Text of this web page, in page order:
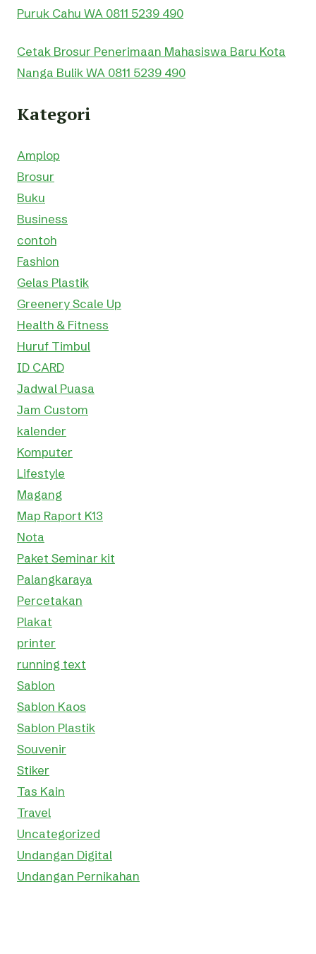
Puruk Cahu WA 0811 5239 490
Cetak Brosur Penerimaan Mahasiswa Baru Kota
Nanga Bulik WA 0811 5239 490
Kategori
Amplop
Brosur
Buku
Business
contoh
Fashion
Gelas Plastik
Greenery Scale Up
Health & Fitness
Huruf Timbul
ID CARD
Jadwal Puasa
Jam Custom
kalender
Komputer
Lifestyle
Magang
Map Raport K13
Nota
Paket Seminar kit
Palangkaraya
Percetakan
Plakat
printer
running text
Sablon
Sablon Kaos
Sablon Plastik
Souvenir
Stiker
Tas Kain
Travel
Uncategorized
Undangan Digital
Undangan Pernikahan